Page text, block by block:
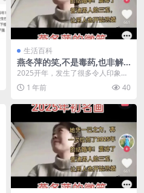
生活百科
燕冬萍的笑,不是毒药,也非解
药
2025开年，发生了很多令人印象深
刻的炸裂事件。 就在这两天，一个
来自安徽铜陵的...
1 年前 40